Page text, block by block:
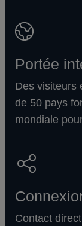
Portée
Des visiteurs
de 50 pays
mondiale
Contact